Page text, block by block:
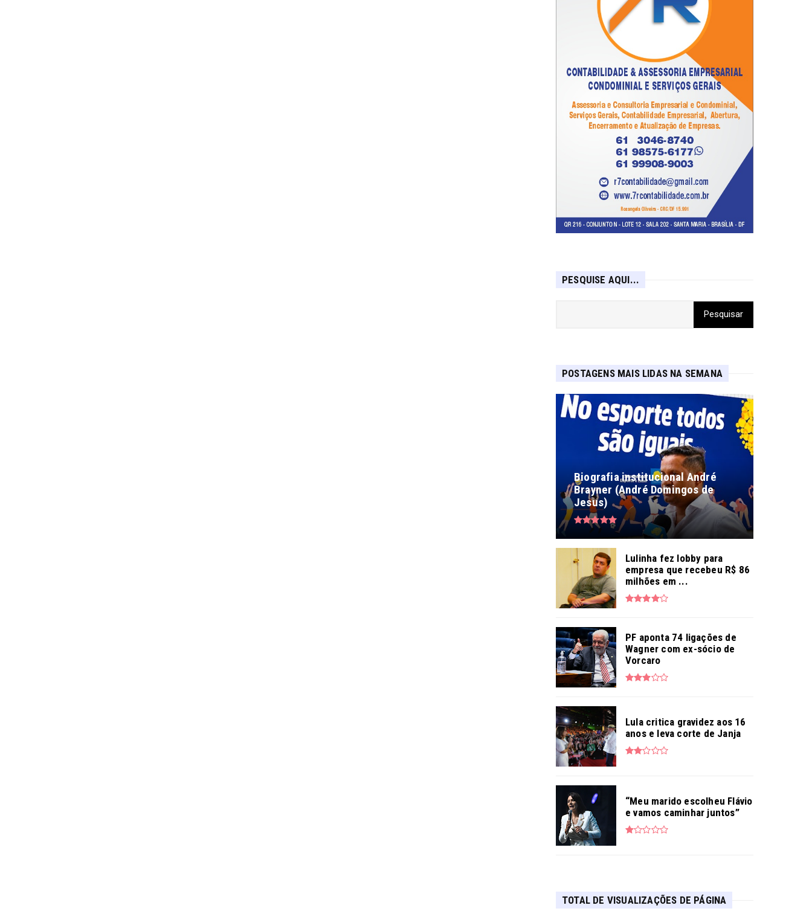
PESQUISE AQUI...
POSTAGENS MAIS LIDAS NA SEMANA
Biografia institucional André
Brayner (André Domingos de
Jesus)
Lulinha fez lobby para
empresa que recebeu R$ 86
milhões em ...
PF aponta 74 ligações de
Wagner com ex-sócio de
Vorcaro
Lula critica gravidez aos 16
anos e leva corte de Janja
“Meu marido escolheu Flávio
e vamos caminhar juntos”
TOTAL DE VISUALIZAÇÕES DE PÁGINA